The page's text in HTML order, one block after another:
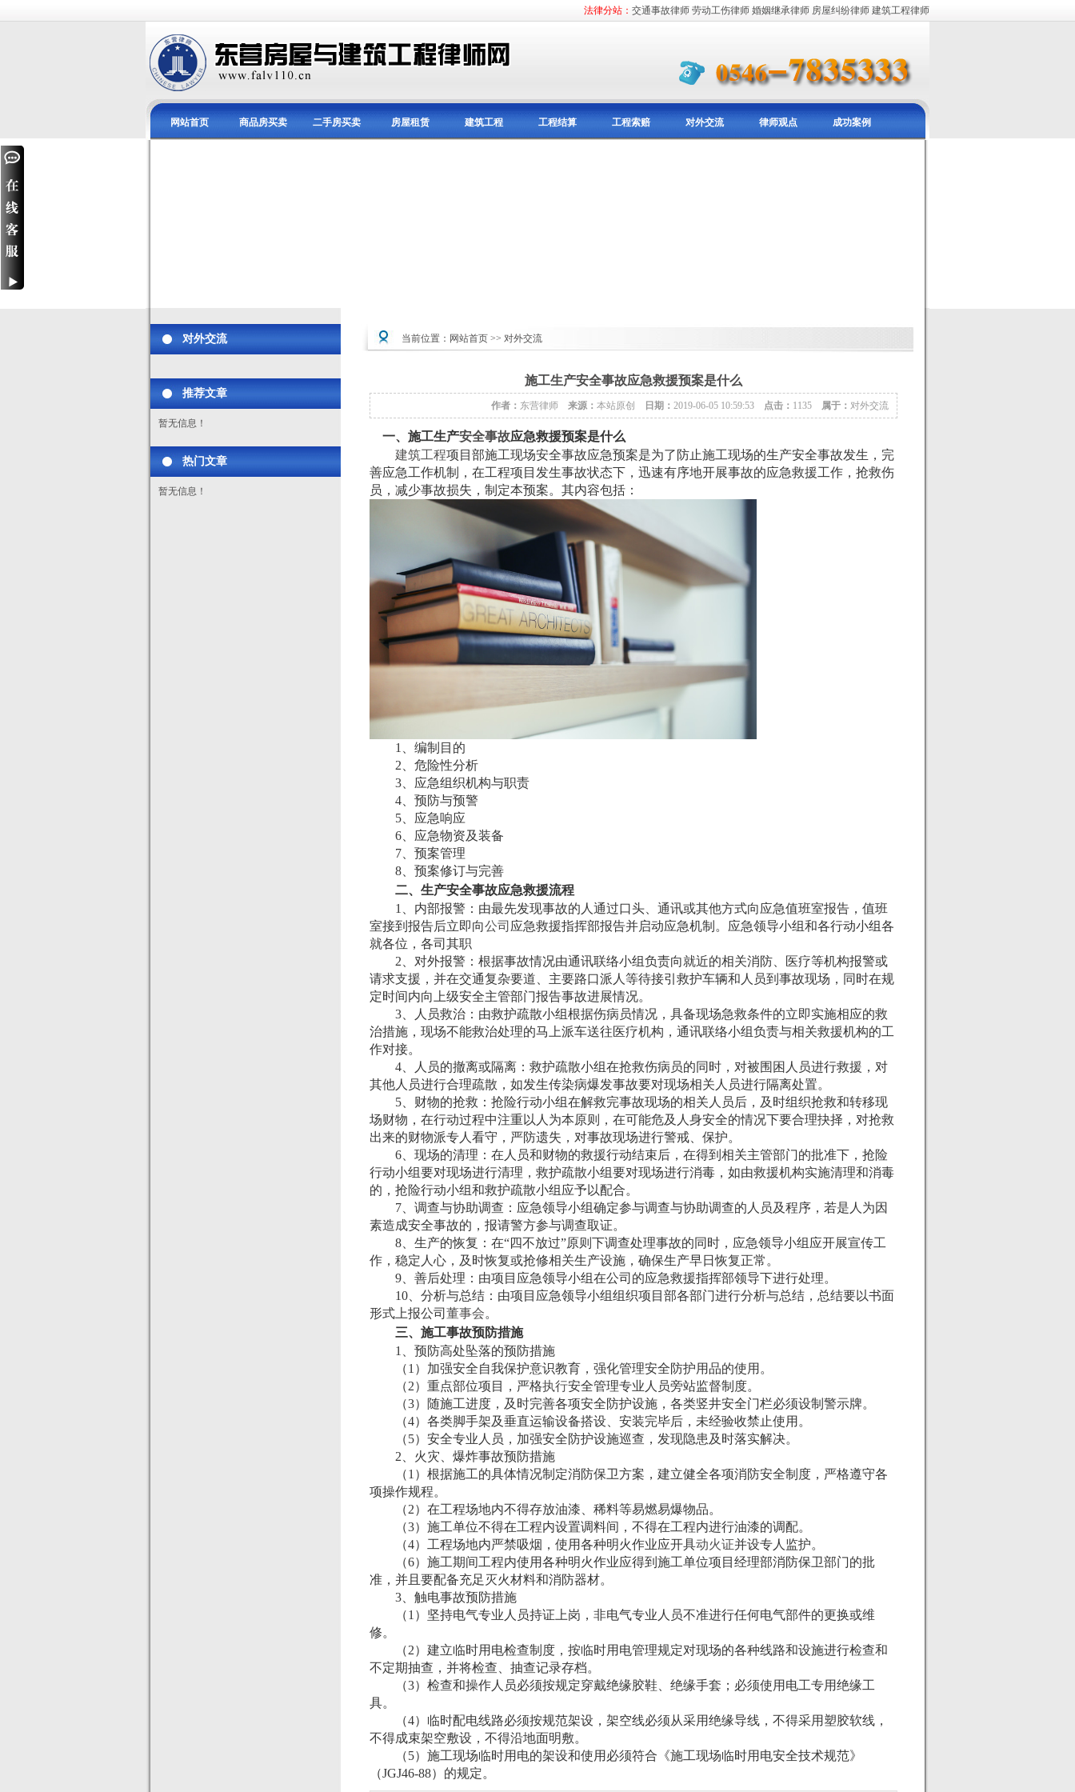
法律分站： 交通事故律师 劳动工伤律师 婚姻继承律师 房屋纠纷律师 建筑工程律师
网站首页 商品房买卖 二手房买卖 房屋租赁 建筑工程 工程结算 工程索赔 对外交流 律师观点 成功案例
对外交流
推荐文章
暂无信息！
热门文章
暂无信息！
当前位置： 网站首页 >> 对外交流
施工生产安全事故应急救援预案是什么
作者： 东营律师 来源： 本站原创 日期： 2019-06-05 10:59:53 点击： 1135 属于： 对外交流
一、施工生产安全事故应急救援预案是什么
建筑工程项目部施工现场安全事故应急预案是为了防止施工现场的生产安全事故发生，完
善应急工作机制，在工程项目发生事故状态下，迅速有序地开展事故的应急救援工作，抢救伤
员，减少事故损失，制定本预案。其内容包括：
1、编制目的
2、危险性分析
3、应急组织机构与职责
4、预防与预警
5、应急响应
6、应急物资及装备
7、预案管理
8、预案修订与完善
二、生产安全事故应急救援流程
1、内部报警：由最先发现事故的人通过口头、通讯或其他方式向应急值班室报告，值班
室接到报告后立即向公司 应急救援指挥部报告并启动应急机制。应急领导小组和各行动小组各
就各位，各司其职
2、对外报警：根据事故情况由通讯联络小组负责向就近的相关消防、医疗等机构报警或
请求支援，并在交通复杂要道、主要路口派人等待接引救护车辆和人员到事故现场，同时在规
定时间内向上级安全主管部门报告事故进展情况。
3、人员救治：由救护疏散小组根据伤病员情况，具备现场急救条件的立即实施相应的救
治措施，现场不能救治处理的马上派车送往医疗机构，通讯联络小组负责与相关救援机构的工
作对接。
4、人员的撤离或隔离：救护疏散小组在抢救伤病员的同时，对被围困人员进行救援，对
其他人员进行合理疏散，如发生传染病爆发事故要对现场相关人员进行隔离处置。
5、财物的抢救：抢险行动小组在解救完事故现场的相关人员后，及时组织抢救和转移现
场财物，在行动过程中注重以人为本原则，在可能危及人身安全的情况下要合理抉择，对抢救
出来的财物派专人看守，严防遗失，对事故现场进行警戒、保护。
6、现场的清理：在人员和财物的救援行动结束后，在得到相关主管部门的批准下，抢险
行动小组要对现场进行清理，救护疏散小组要对现场进行消毒，如由救援机构实施清理和消毒
的，抢险行动小组和救护疏散小组应予以配合。
7、调查与协助调查：应急领导小组确定参与调查与协助调查的人员及程序，若是人为因
素造成安全事故的，报请警方参与调查取证。
8、生产的恢复：在“四不放过”原则下调查处理事故的同时，应急领导小组应开展宣传工
作，稳定人心，及时恢复或抢修相关生产设施，确保生产早日恢复正常。
9、善后处理：由项目应急领导小组在公司的应急救援指挥部领导下进行处理。
10、分析与总结：由项目应急领导小组组织项目部各部门进行分析与总结，总结要以书面
形式上报公司 董事会。
三、施工事故预防措施
1、预防高处坠落的预防措施
（1）加强安全自我保护意识教育，强化管理安全防护用品的使用。
（2）重点部位项目，严格执行安全管理专业人员旁站监督制度。
（3）随施工进度，及时完善各项安全防护设施，各类竖井安全门栏必须设制警示牌。
（4）各类脚手架及垂直运输设备搭设、安装完毕后，未经验收禁止使用。
（5）安全专业人员，加强安全防护设施巡查，发现隐患及时落实解决。
2、火灾、爆炸事故预防措施
（1）根据施工的具体情况制定消防保卫方案，建立健全各项消防安全制度，严格遵守各
项操作规程。
（2）在工程场地内不得存放油漆、稀料等易燃易爆物品。
（3）施工单位不得在工程内设置调料间，不得在工程内进行油漆的调配。
（4）工程场地内严禁吸烟，使用各种明火作业应开具动火证并设专人监护。
（6）施工期间工程内使用各种明火作业应得到施工单位项目经理部消防保卫部门的批
准，并且要配备充足灭火材料和消防器材。
3、触电事故预防措施
（1）坚持电气专业人员持证上岗，非电气专业人员不准进行任何电气部件的更换或维
修。
（2）建立临时用电检查制度，按临时用电管理规定对现场的各种线路和设施进行检查和
不定期抽查，并将检查、抽查记录存档。
（3）检查和操作人员必须按规定穿戴绝缘胶鞋、绝缘手套；必须使用电工专用绝缘工
具。
（4）临时配电线路必须按规范架设，架空线必须从采用绝缘导线，不得采用塑胶软线，
不得成束架空敷设，不得沿地面明敷。
（5）施工现场临时用电的架设和使用必须符合《施工现场临时用电安全技术规范》
（JGJ46-88）的规定。